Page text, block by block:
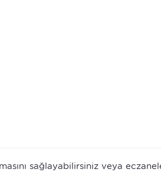
sağlayabilirsiniz veya